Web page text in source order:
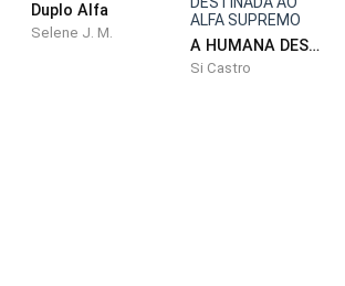
como fazer isso — gaguejei, sem
o que ele esperava de mim.
Duplo Alfa
Selene J. M.
A HUMANA DESTINADA AO ALFA SUPREMO
Si Castro